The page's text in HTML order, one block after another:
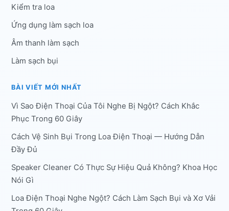
Kiểm tra loa
Ứng dụng làm sạch loa
Âm thanh làm sạch
Làm sạch bụi
BÀI VIẾT MỚI NHẤT
Vì Sao Điện Thoại Của Tôi Nghe Bị Ngột? Cách Khắc
Phục Trong 60 Giây
Cách Vệ Sinh Bụi Trong Loa Điện Thoại — Hướng Dẫn
Đầy Đủ
Speaker Cleaner Có Thực Sự Hiệu Quả Không? Khoa Học
Nói Gì
Loa Điện Thoại Nghe Ngột? Cách Làm Sạch Bụi và Xơ Vải